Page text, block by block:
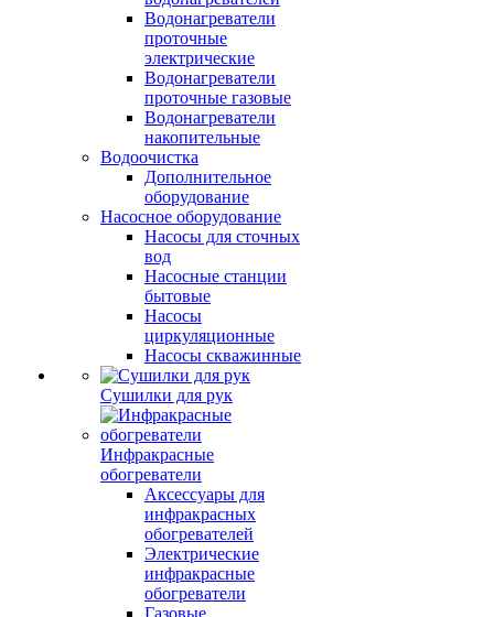
Водонагреватели
проточные
электрические
Водонагреватели
проточные газовые
Водонагреватели
накопительные
Водоочистка
Дополнительное
оборудование
Насосное оборудование
Насосы для сточных
вод
Насосные станции
бытовые
Насосы
циркуляционные
Насосы скважинные
Сушилки для рук
Инфракрасные
обогреватели
Аксессуары для
инфракрасных
обогревателей
Электрические
инфракрасные
обогреватели
Газовые